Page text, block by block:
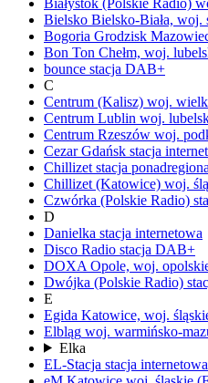
Bielsko Bielsko-Biała, woj.
Bogoria Grodzisk
Bon Ton Chełm, woj.
bounce stacja DAB+
C
Centrum (Kalisz) woj.
Centrum Lublin woj.
Centrum Rzeszów woj.
Cezar Gdańsk stacja
Chillizet stacja
Chillizet (Katowice) woj.
Czwórka (Polskie Radio)
D
Danielka stacja internetowa
Disco Radio stacja DAB+
DOXA Opole, woj.
Dwójka (Polskie Radio)
E
Egida Katowice, woj.
Elbląg woj. warmińsko-
Elka
EL-Stacja stacja internetowa